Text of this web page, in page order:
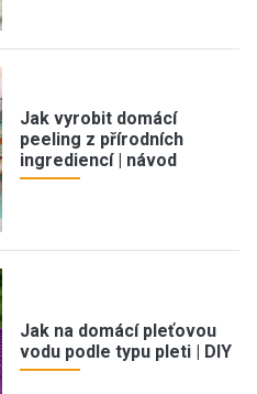
Jak vyrobit domácí
peeling z přírodních
ingrediencí | návod
Jak na domácí pleťovou
vodu podle typu pleti | DIY